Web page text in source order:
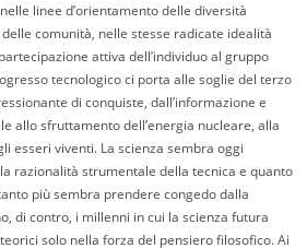
linee d’orientamento delle diversità
comunità, nelle stesse radicate idealità
attiva dell’individuo al gruppo
tecnologico ci porta alle soglie del terzo
di conquiste, dall’informazione e
allo sfruttamento dell’energia nucleare, alla
esseri viventi. La scienza sembra oggi
razionalità strumentale della tecnica e quanto
più sembra prendere congedo dalla
di contro, i millenni in cui la scienza futura
solo nella forza del pensiero filosofico. Ai